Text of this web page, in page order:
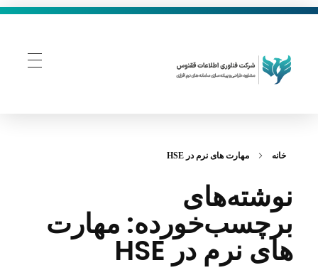
خانه مهارت‌ های نرم در HSE
نوشته‌های
برچسب‌خورده: مهارت‌
های نرم در HSE